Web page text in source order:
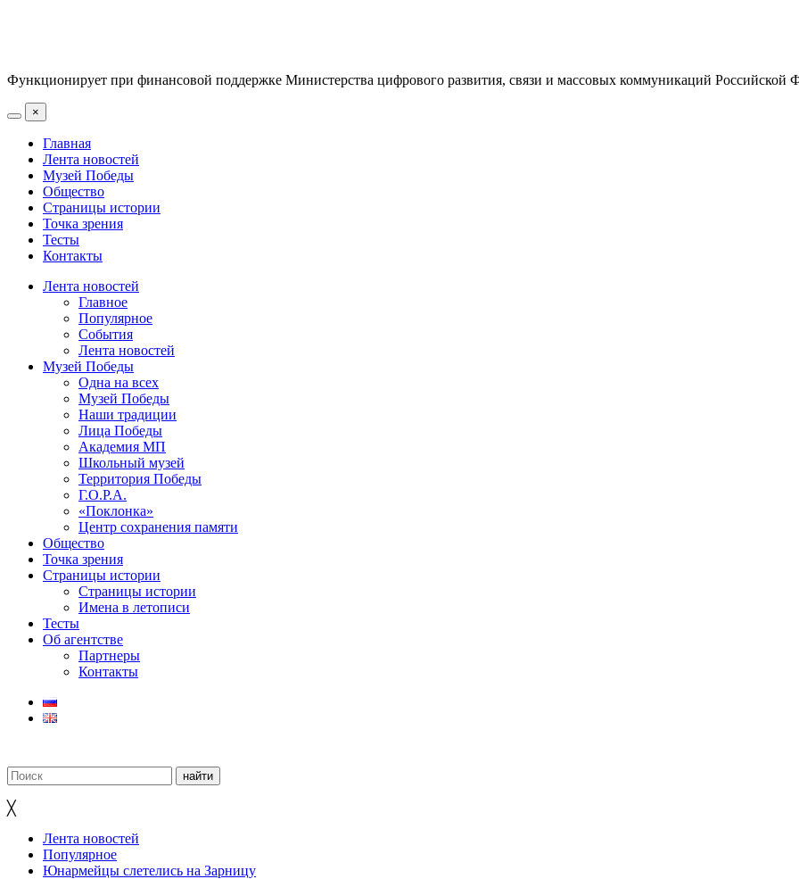
Функционирует при финансовой поддержке Министерства цифрового развития, связи и массовых коммуникаций Российской
×
Главная
Лента новостей
Музей Победы
Общество
Страницы истории
Точка зрения
Тесты
Контакты
Лента новостей
Главное
Популярное
События
Лента новостей
Музей Победы
Одна на всех
Музей Победы
Наши традиции
Лица Победы
Академия МП
Школьный музей
Территория Победы
Г.О.Р.А.
«Поклонка»
Центр сохранения памяти
Общество
Точка зрения
Страницы истории
Страницы истории
Имена в летописи
Тесты
Об агентстве
Партнеры
Контакты
╳
Лента новостей
Популярное
Юнармейцы слетелись на Зарницу